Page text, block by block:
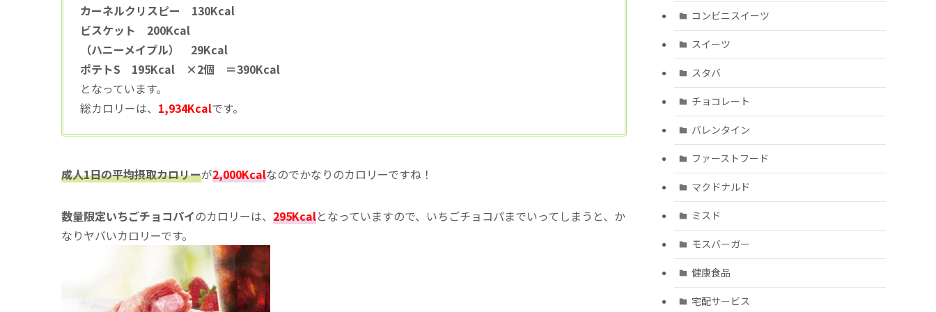
カーネルクリスピー 130Kcal
ビスケット 200Kcal
（ハニーメイプル） 29Kcal
ポテトS 195Kcal ×2個 ＝390Kcal
となっています。
総カロリーは、 1,934Kcalです。
成人1日の平均摂取カロリーが2,000Kcalなのでかなりのカロリーですね！
数量限定いちごチョコパイのカロリーは、 295Kcalとなっていますので、いちごチョコパまでいってしまうと、か
なりヤバいカロリーです。
コンビニスイーツ
スイーツ
スタバ
チョコレート
バレンタイン
ファーストフード
マクドナルド
ミスド
モスバーガー
健康食品
宅配サービス